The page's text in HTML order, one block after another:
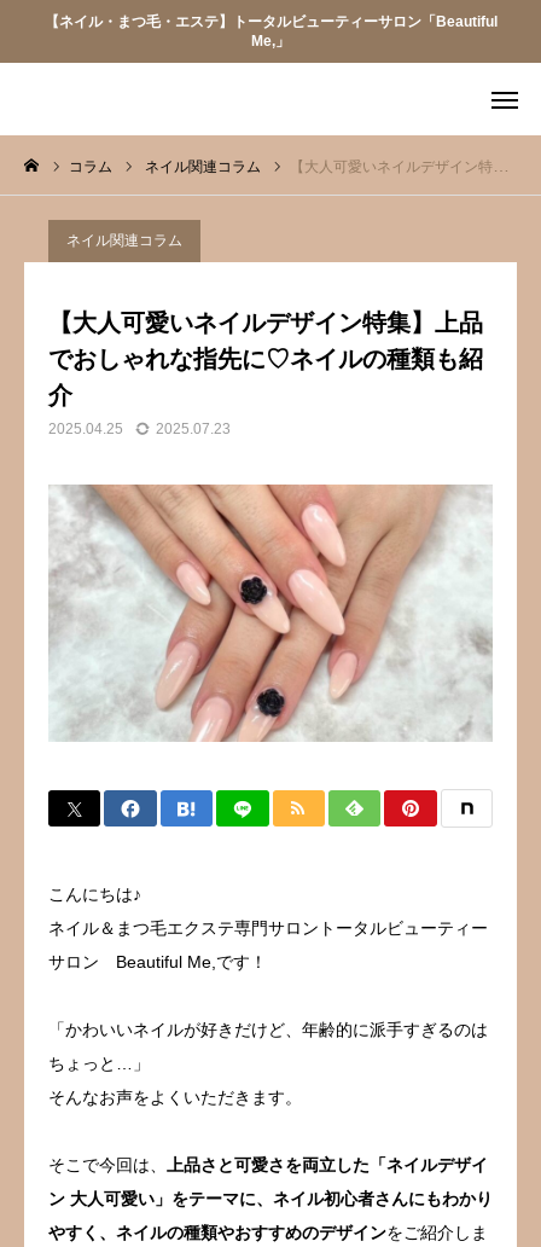
【ネイル・まつ毛・エステ】トータルビューティーサロン「Beautiful
Me,」
コラム ネイル関連コラム 【大人可愛いネイルデザイン特集】上品でおしゃれな指先に♡ネイルの種類も紹介
ネイル関連コラム
【大人可愛いネイルデザイン特集】上品
でおしゃれな指先に♡ネイルの種類も紹
介
2025.04.25 2025.07.23
こんにちは♪
ネイル＆まつ毛エクステ専門サロントータルビューティー
サロン Beautiful Me,です！
「かわいいネイルが好きだけど、年齢的に派手すぎるのは
ちょっと…」
そんなお声をよくいただきます。
そこで今回は、
上品さと可愛さを両立した「ネイルデザイ
ン 大人可愛い」をテーマに、ネイル初心者さんにもわかり
やすく、ネイルの種類やおすすめのデザインをご紹介しま
LINE予約 LINE会員証
メニュー
当サロンについて
お知らせ
スタッフ紹介
よくある質問
お客様の声